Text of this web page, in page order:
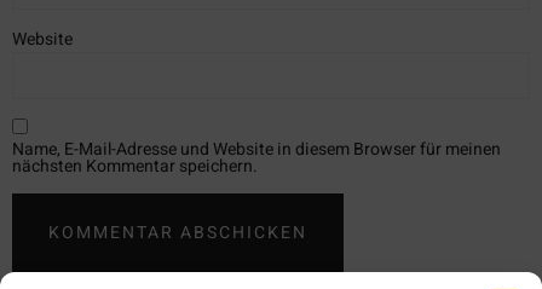
Website
Name, E-Mail-Adresse und Website in diesem Browser für meinen
nächsten Kommentar speichern.